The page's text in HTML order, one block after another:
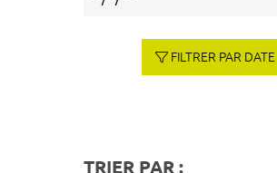
FILTRER PAR DATE
TRIER PAR :